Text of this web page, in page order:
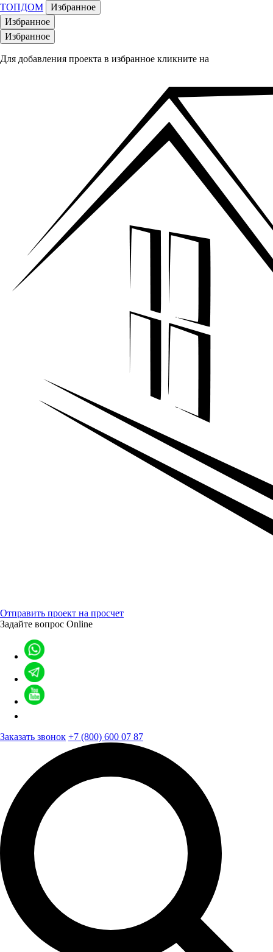
ТОПДОМ
Избранное
Избранное
Избранное
Для добавления проекта в избранное кликните на
Отправить проект на просчет
Задайте вопрос Online
Заказать звонок +7 (800) 600 07 87